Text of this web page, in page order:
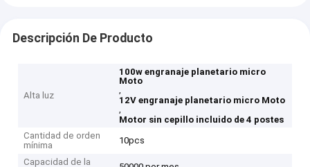
Descripción De Producto
Alta luz
100w engranaje planetario micro
Moto
,
12V engranaje planetario micro Moto
,
Motor sin cepillo incluido de 4 postes
Cantidad de orden
mínima
10pcs
Capacidad de la